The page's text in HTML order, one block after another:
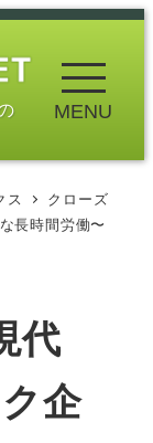
MENU
ス
クローズ
長時間労働〜
代
企